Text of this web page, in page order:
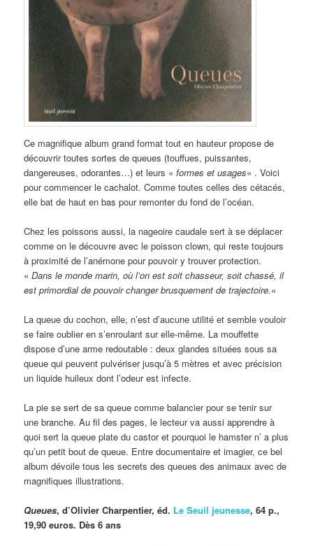
Ce magnifique album grand format tout en hauteur propose de
découvrir toutes sortes de queues (touffues, puissantes,
dangereuses, odorantes…) et leurs «formes et usages« . Voici
pour commencer le cachalot. Comme toutes celles des cétacés,
elle bat de haut en bas pour remonter du fond de l’océan.
Chez les poissons aussi, la nageoire caudale sert à se déplacer
comme on le découvre avec le poisson clown, qui reste toujours
à proximité de l’anémone pour pouvoir y trouver protection.
«Dans le monde marin, où l’on est soit chasseur, soit chassé, il
est primordial de pouvoir changer brusquement de trajectoire.«
La queue du cochon, elle, n’est d’aucune utilité et semble vouloir
se faire oublier en s’enroulant sur elle-même. La mouffette
dispose d’une arme redoutable : deux glandes situées sous sa
queue qui peuvent pulvériser jusqu’à 5 mètres et avec précision
un liquide huileux dont l’odeur est infecte.
La pie se sert de sa queue comme balancier pour se tenir sur
une branche. Au fil des pages, le lecteur va aussi apprendre à
quoi sert la queue plate du castor et pourquoi le hamster n’ a plus
qu’un petit bout de queue. Entre documentaire et imagier, ce bel
album dévoile tous les secrets des queues des animaux avec de
magnifiques illustrations.
Queues, d’Olivier Charpentier, éd. Le Seuil jeunesse, 64 p.,
19,90 euros. Dès 6 ans